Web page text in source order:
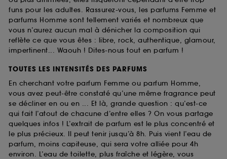
funs pour les adultes. Rassurez-vous, les parfums Femme et
parfums Homme sont tellement variés et nombreux que
vous n’aurez aucun mal à dénicher la composition qui
reflète ce que vous êtes : libre, rock, authentique, glamour,
impertinent... Waouh ! Dites-nous tout en parfum !
TOUTES LES INTENSITÉS DES PARFUMS
En cherchant votre parfum Femme ou parfum Homme,
vous avez peut-être constaté qu’une même fragrance peut
se décliner en ou en ... Et là, grande question : qu’est-ce
qui fait l’atout de chacune d’entre elles ? On vous partage
quelques infos ! L’extrait de parfum est le plus concentré et
le plus précieux. Il peut tenir jusqu’à 8h. Puis vient l’eau de
parfum, moins capiteuse, qui sera votre alliée pour 4h
environ. L’eau de toilette, plus fraîche et légère, vous